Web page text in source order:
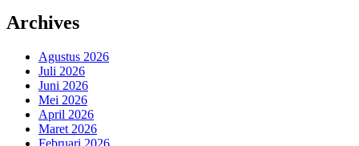
Archives
Agustus 2026
Juli 2026
Juni 2026
Mei 2026
April 2026
Maret 2026
Februari 2026